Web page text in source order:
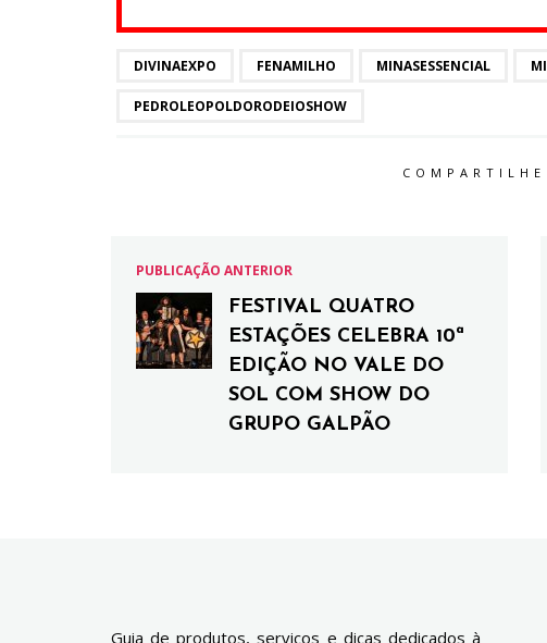
DIVINAEXPO FENAMILHO MINASESSENCIAL
PEDROLEOPOLDORODEIOSHOW
COMPARTILHE
PUBLICAÇÃO ANTERIOR
FESTIVAL QUATRO
ESTAÇÕES CELEBRA 10ª
EDIÇÃO NO VALE DO
SOL COM SHOW DO
GRUPO GALPÃO
Guia de produtos, serviços e dicas dedicados à